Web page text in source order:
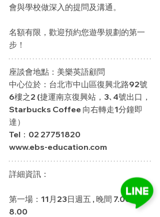
會與學校做深入的提問及溝通。
名額有限，歡迎預約您遊學規劃的第一
步！
座談會地點：美樂英語顧問
中心位於：台北市中山區復興北路92號
6樓之2 (捷運南京復興站，3､4號出口，
Starbucks Coffee 向右轉走1分鐘即
達）
Tel：02 27751820
www.ebs-education.com
詳細資訊：
第一場：11月23日週五 , 晚間 7.00-
8.00